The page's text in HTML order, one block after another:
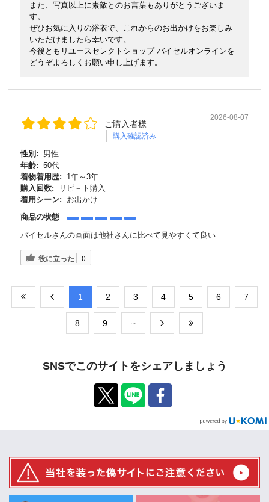
また、写真以上に素敵とのお言葉もありがとうございま
す。
ぜひお気に入りの浴衣で、これからのお出かけをお楽しみ
いただけましたら幸いです。
今後ともリユースセレクトショップ バイセルオンラインを
どうぞよろしくお願い申し上げます。
ご購入者様
購入確認済み
2026-08-07
性別:
男性
年齢: 50代
着物着用歴:
1年～3年
購入回数:
リピ－ト購入
着用シーン:
お出かけ
商品の状態
バイセルさんの画面は他社さんに比べて見やすくて良い
役に立った 0
​1 ​2 ​3 ​4 ​5 ​6 ​7
​8 ​9
SNSでこのサイトをシェアしましょう